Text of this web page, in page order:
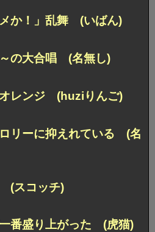
メか！」乱舞 (いばん)
の大合唱 (名無し)
レンジ (huziりんご)
リーに抑えれている (名
(スコッチ)
番盛り上がった (虎猫)